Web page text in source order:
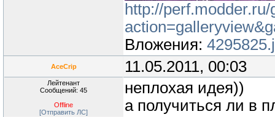
http://
Вложения:
AceCrip 11.05.2011, 00:03
Лейтенант
Сообщений: 45
Offline
[Отправить ЛС]
неплохая идея))
а получиться ли в